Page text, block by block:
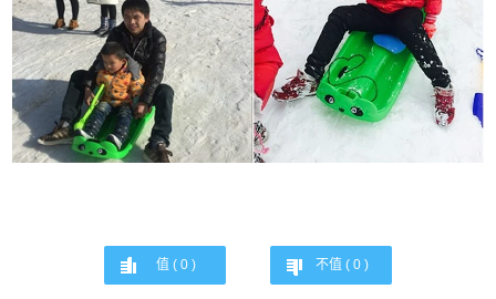
值 ( 0 ) 不值 ( 0 )